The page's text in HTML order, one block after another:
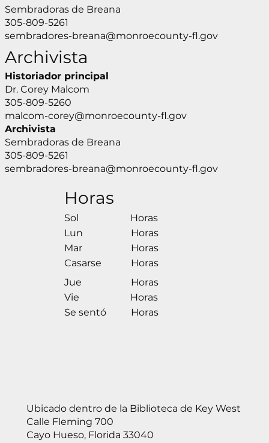
Sembradoras de Breana
305-809-5261
sembradores-breana@monroecounty-fl.gov
Archivista
Historiador principal
Dr. Corey Malcom
305-809-5260
malcom-corey@monroecounty-fl.gov
Archivista
Sembradoras de Breana
305-809-5261
sembradores-breana@monroecounty-fl.gov
Horas
Sol
Horas
Lun
Horas
Mar
Horas
Casarse
Horas
Jue
Horas
Vie
Horas
Se sentó
Horas
Ubicado dentro de la Biblioteca de Key West
Calle Fleming 700
Cayo Hueso, Florida 33040